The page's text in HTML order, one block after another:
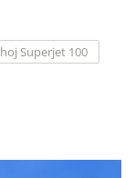
Superjet 100